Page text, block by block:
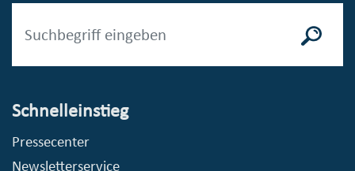
Schnelleinstieg
Pressecenter
Newsletterservice